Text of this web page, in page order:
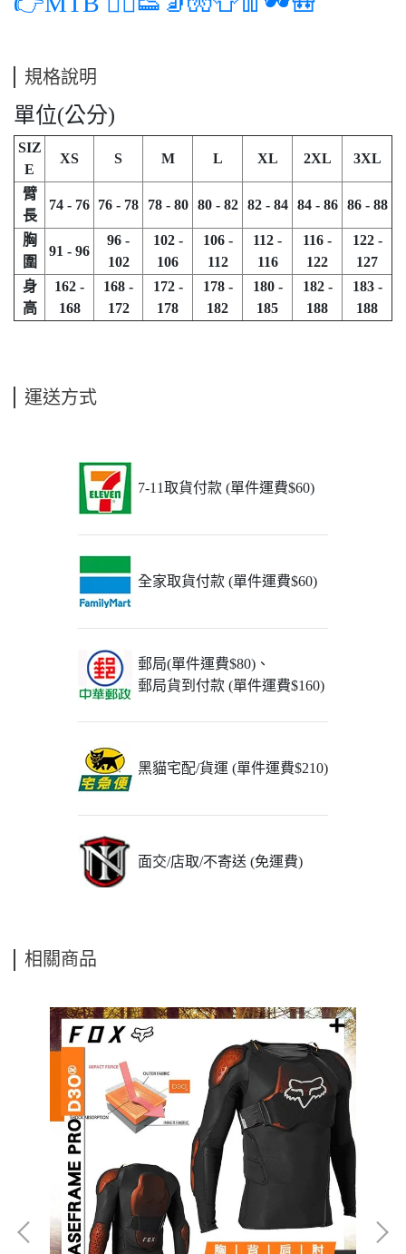
規格說明
單位(公分)
SIZ
E
XS S M L XL 2XL 3XL
臂
長
74 - 76 76 - 78 78 - 80 80 - 82 82 - 84 84 - 86 86 - 88
胸
圍
91 - 96
96 -
102
102 -
106
106 -
112
112 -
116
116 -
122
122 -
127
身
高
162 -
168
168 -
172
172 -
178
178 -
182
180 -
185
182 -
188
183 -
188
運送方式
7-11取貨付款 (單件運費$60)
全家取貨付款 (單件運費$60)
郵局(單件運費$80)、
郵局貨到付款 (單件運費$160)
黑貓宅配/貨運 (單件運費$210)
面交/店取/不寄送 (免運費)
相關商品